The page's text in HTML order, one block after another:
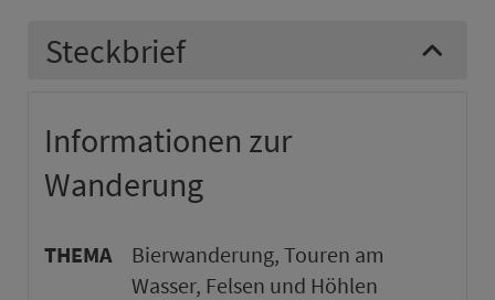
Steckbrief
Informationen zur
Wanderung
THEMA
Bierwanderung, Touren am
Wasser, Felsen und Höhlen